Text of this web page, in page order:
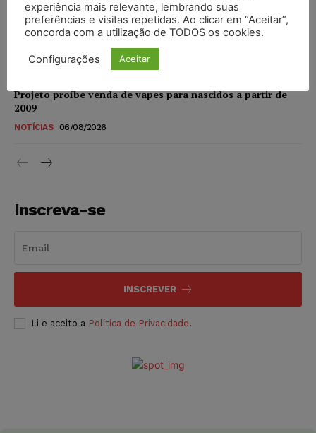
STF inicia julgamento sobre constitucionalidade da
proibição dos jogos de azar no Brasil
NOTÍCIAS 06/08/2026
Projeto proíbe venda de vapes para nascidos a partir de
2009
NOTÍCIAS 06/08/2026
Inscreva-se
INSCREVER
Li e aceito a Política de Privacidade.
experiência mais relevante, lembrando suas
preferências e visitas repetidas. Ao clicar em “Aceitar”,
concorda com a utilização de TODOS os cookies.
Configurações Aceitar